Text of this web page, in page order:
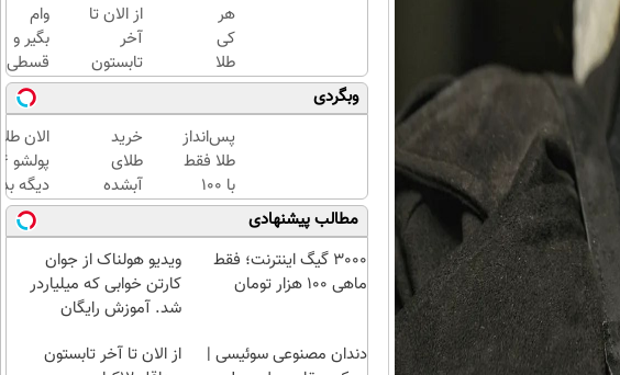
هر
کی
طلا
داره،
غم
نداره!
😊💎
(خرید
طلا با
چند
کلیک)
از الان تا
آخر
تابستون
حداقل
12کیلو
چربی
میسوزونی
🧨
وام
بگیر و
قسطی
طلا
بخر!
چی از
این
بهتر!!
سریع
احراز
کن
وبگردی
پس‌انداز
طلا فقط
با ۱۰۰
هزارتومان
(امن و
راحت)
خرید
طلای
آبشده
حتی با
۱۰۰هزارتومان
الان
دیگه
طلا با
بی‌بهره
مطالب پیشنهادی
3000 گیگ اینترنت؛ فقط
ماهی 100 هزار تومان
ویدیو هولناک از جوان
کارتن خوابی که میلیاردر
شد. آموزش رایگان
دندان مصنوعی سوئیسی |
از الان تا آخر تابستون